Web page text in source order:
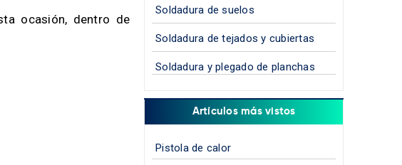
ocasión, dentro de
Soldadura de suelos
Soldadura de tejados y cubiertas
Soldadura y plegado de planchas
Artículos más vistos
Pistola de calor